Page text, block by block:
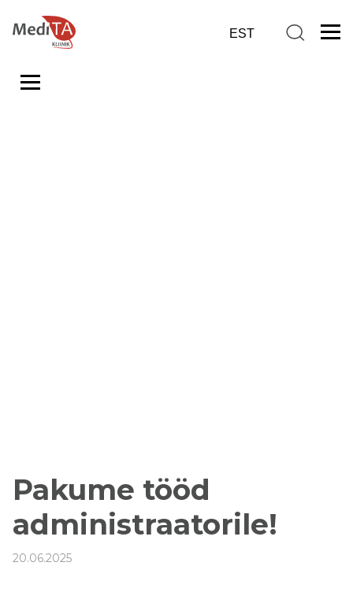
Pakume tööd
administraatorile!
20.06.2025